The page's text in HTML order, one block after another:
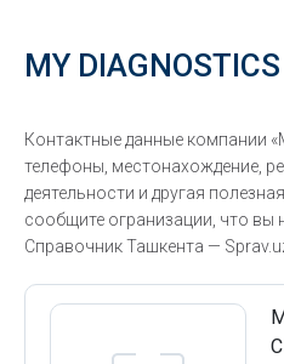
MY
Контактные данные компании
телефоны, местонахождение,
деятельности и другая
сообщите огранизации, что вы
Справочник Ташкента —